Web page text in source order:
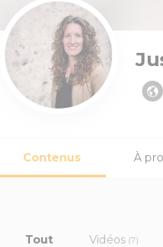
Contenus À
Tout Vidéos (7)